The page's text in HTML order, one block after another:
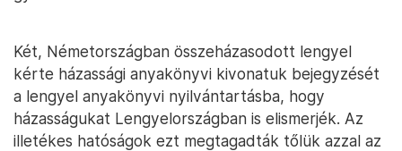
Két, Németországban összeházasodott lengyel
kérte házassági anyakönyvi kivonatuk bejegyzését
a lengyel anyakönyvi nyilvántartásba, hogy
házasságukat Lengyelországban is elismerjék. Az
illetékes hatóságok ezt megtagadták tőlük azzal az